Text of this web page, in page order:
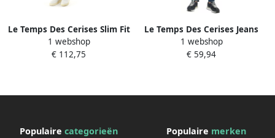
Le Temps Des Cerises Slim Fit
Mid Waist Jeans met
Moustache Effect Blue Heren
1 webshop
€ 112,75
Le Temps Des Cerises Jeans
Jogg 700 11 N°2 Blauw Heren
1 webshop
€ 59,94
Populaire categorieën Populaire merken